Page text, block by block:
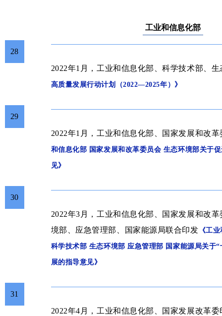
工业和信息化部
28
2022年1月，工业和信息化部、科学技术部、生
高质量发展行动计划（2022—2025年）》
29
2022年1月，工业和信息化部、国家发展和改
和信息化部 国家发展和改革委员会 生态环境部关于
见》
30
2022年3月，工业和信息化部、国家发展和改
境部、应急管理部、国家能源局联合印发 《工业
科学技术部 生态环境部 应急管理部 国家能源局关于
展的指导意见》
31
2022年4月，工业和信息化部、国家发展改革委